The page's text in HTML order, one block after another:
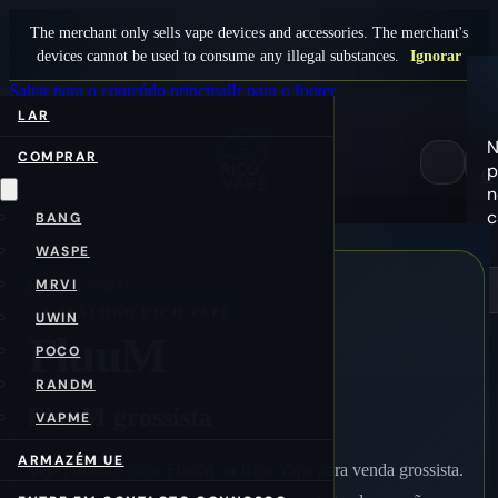
The merchant only sells vape devices and accessories. The merchant's
devices cannot be used to consume any illegal substances.
Ignorar
Saltar para o conteúdo principalIr para o footer
LAR
COMPRAR
BANG
WASPE
MRVI
UWIN
POCO
RANDM
VAPME
ARMAZÉM UE
0
Início/pt/
CATÁLOGO RICO VAPE
FluuM
FluuM grossista
Veja produtos vape FluuM na Rico Vape para venda grossista.